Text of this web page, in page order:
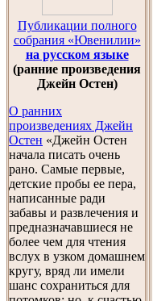
Публикации полного
собрания «Ювенилии»
на русском языке
(ранние произведения
Джейн Остен)
О ранних
произведениях Джейн
Остен «Джейн Остен
начала писать очень
рано. Самые первые,
детские пробы ее пера,
написанные ради
забавы и развлечения и
предназначавшиеся не
более чем для чтения
вслух в узком домашнем
кругу, вряд ли имели
шанс сохраниться для